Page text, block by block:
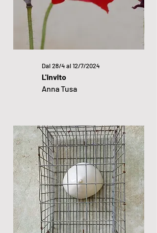
Dal 28/4 al 12/7/2024
L'invito
Anna Tusa